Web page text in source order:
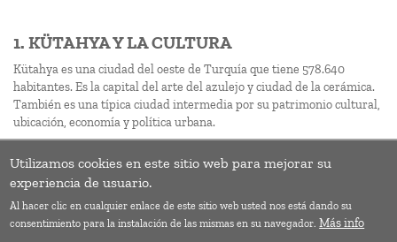
1. KÜTAHYA Y LA CULTURA
Kütahya es una ciudad del oeste de Turquía que tiene 578.640
habitantes. Es la capital del arte del azulejo y ciudad de la cerámica.
También es una típica ciudad intermedia por su patrimonio cultural,
ubicación, economía y política urbana.
Paginación
Página
‹‹
Suscribirse a 08_Trabajo decente y crecimiento económico
Utilizamos cookies en este sitio web para mejorar su
experiencia de usuario.
Al hacer clic en cualquier enlace de este sitio web usted nos está dando su
consentimiento para la instalación de las mismas en su navegador. Más info